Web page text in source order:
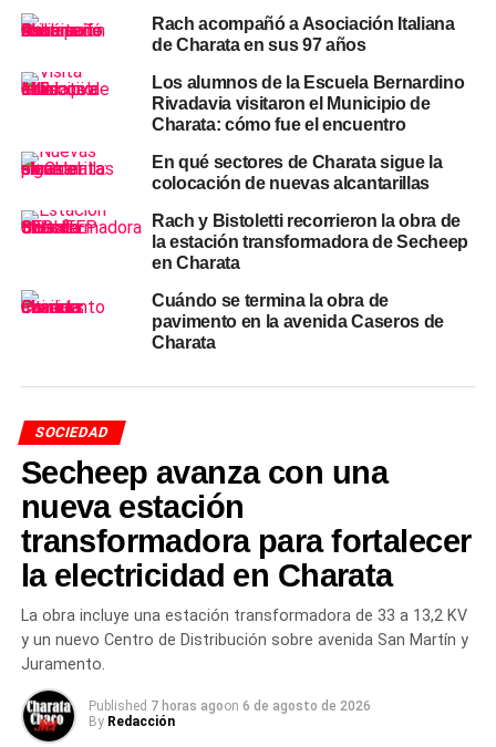
lluvia sino
esquina, donde el escurrimiento deficiente era un
tareas de limpieza general de la red de desagües que el
municipio sostiene en distintos barrios.
Como informó CharataChaco.Net en la nota del 14 de
municipioya había advertido que lasalcantarillas
tapadas con basuraeran el principal obstáculo para el
normal drenaje del agua durante las lluvias intensas que
afectaron a Charata esa semana. Las obras actuales se
inscriben en esa misma lógica de mantenimiento y
mejora de la infraestructura hídrica urbana.
El pedido a los vecinos
La administración municipal renovó el llamado a la
responsabilidad comunitaria. Desde el municipio pidieron
evitar arrojar residuos en los desagües y no tapar los
conductos con materiales como arena o escombros
que obstruyen el flujo del agua y generan anegamientos
en los momentos de mayor precipitación.
El pedido cobra relevancia en un contexto en que el
pronóstico para elChacoanticipa nuevas entradas de
lluvia en los próximos días sobre suelos que todavía no
terminaron de drenar tras el temporal de la semana
pasada.
Rach acompañó a Asociación Italiana
de Charata en sus 97 años
Los alumnos de la Escuela Bernardino
Rivadavia visitaron el Municipio de
Charata: cómo fue el encuentro
En qué sectores de Charata sigue la
colocación de nuevas alcantarillas
Rach y Bistoletti recorrieron la obra de
la estación transformadora de Secheep
en Charata
Cuándo se termina la obra de
pavimento en la avenida Caseros de
Charata
SOCIEDAD
Secheep avanza con una
nueva estación
transformadora para fortalecer
la electricidad en Charata
La obra incluye una estación transformadora de 33 a 13,2 KV
y un nuevo Centro de Distribución sobre avenida San Martín y
Juramento.
Published 7 horas agoon 6 de agosto de 2026
By Redacción